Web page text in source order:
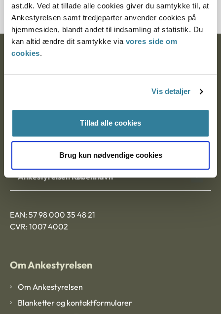
ast.dk. Ved at tillade alle cookies giver du samtykke til, at
Ankestyrelsen samt tredjeparter anvender cookies på
hjemmesiden, blandt andet til indsamling af statistik. Du
kan altid ændre dit samtykke via vores side om
cookies.
Vis detaljer
Tillad alle cookies
Brug kun nødvendige cookies
Ankestyrelsen
Postadresse:
9000 Aalborg
Ankestyrelsen København
EAN: 57 98 000 35 48 21
CVR: 1007 4002
Om Ankestyrelsen
Om Ankestyrelsen
Blanketter og kontaktformularer